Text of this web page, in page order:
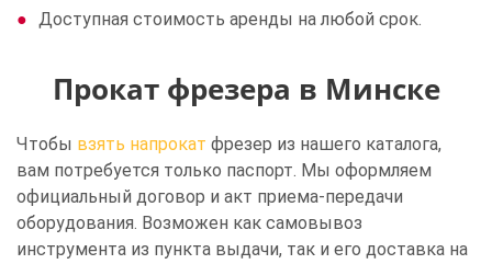
Доступная стоимость аренды на любой срок.
Прокат фрезера в Минске
Чтобы взять напрокат фрезер из нашего каталога,
вам потребуется только паспорт. Мы оформляем
официальный договор и акт приема-передачи
оборудования. Возможен как самовывоз
инструмента из пункта выдачи, так и его доставка на